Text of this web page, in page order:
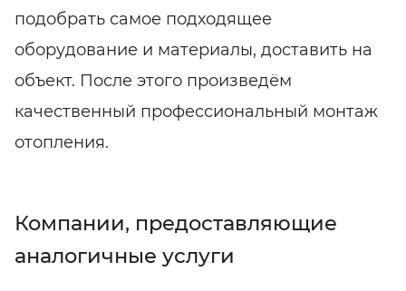
подобрать самое подходящее
оборудование и материалы, доставить на
объект. После этого произведём
качественный профессиональный монтаж
отопления.
Компании, предоставляющие
аналогичные услуги